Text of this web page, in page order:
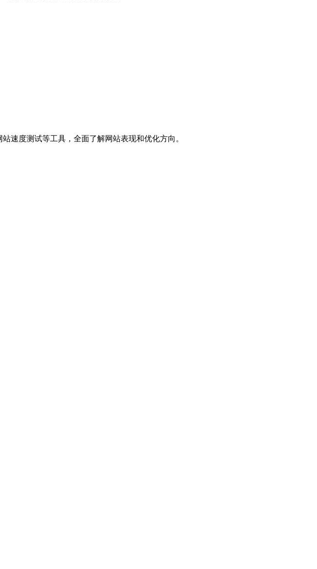
速度测试等工具，全面了解网站表现和优化方向。